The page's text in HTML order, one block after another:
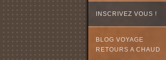
INSCRIVEZ VOUS !
BLOG VOYAGE
RETOURS A CHAUD